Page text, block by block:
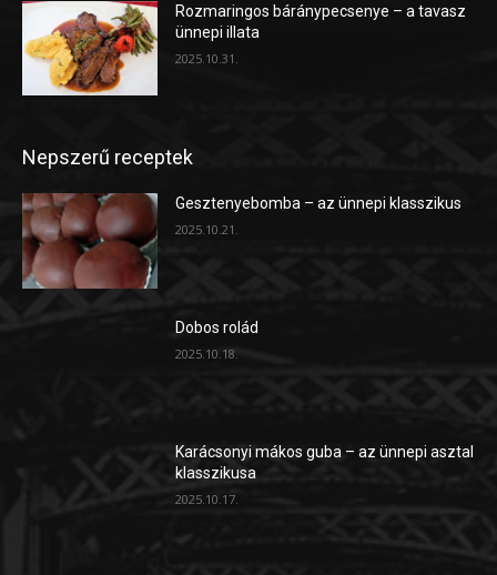
Rozmaringos báránypecsenye – a tavasz
ünnepi illata
2025.10.31.
Nepszerű receptek
Gesztenyebomba – az ünnepi klasszikus
2025.10.21.
Dobos rolád
2025.10.18.
Karácsonyi mákos guba – az ünnepi asztal
klasszikusa
2025.10.17.